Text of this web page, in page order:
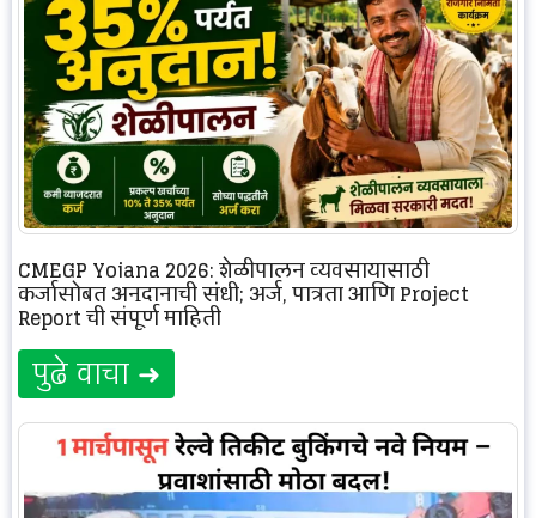
CMEGP Yojana 2026: शेळीपालन व्यवसायासाठी
कर्जासोबत अनुदानाची संधी; अर्ज, पात्रता आणि Project
Report ची संपूर्ण माहिती
पुढे वाचा ➜